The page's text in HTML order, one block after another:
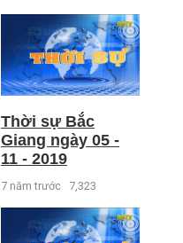
Thời sự Bắc
Giang ngày 05 -
11 - 2019
7 năm trước 7,323